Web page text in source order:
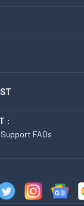
:
Support FAQs